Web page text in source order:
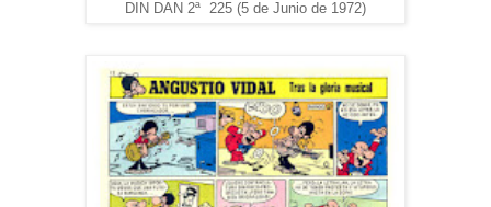
DIN DAN 2ª 225 (5 de Junio de 1972)